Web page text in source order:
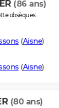
(86 ans)
obsèques
(Aisne)
(Aisne)
(80 ans)